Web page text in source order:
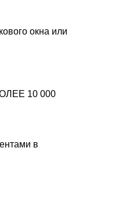
окна или
10 000
в